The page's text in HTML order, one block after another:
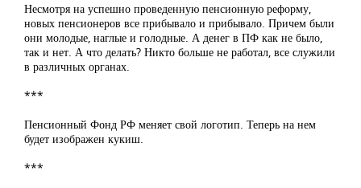
Несмотря на успешно проведенную пенсионную реформу,
новых пенсионеров все прибывало и прибывало. Причем были
они молодые, наглые и голодные. А денег в ПФ как не было,
так и нет. А что делать? Никто больше не работал, все служили
в различных органах.
***
Пенсионный Фонд РФ меняет свой логотип. Теперь на нем
будет изображен кукиш.
***